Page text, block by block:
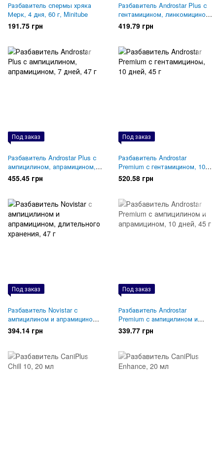
Разбавитель спермы хряка
Мерк, 4 дня, 60 г, Minitube
191.75 грн
Разбавитель Androstar Plus с
гентамицином, линкомицином
и спектомицином сульфата 7
дней, 47 г
419.79 грн
Под заказ
Разбавитель Androstar Plus с
ампицилином, апрамицином, 7
дней, 47 г
455.45 грн
Под заказ
Разбавитель Androstar
Premium с гентамицином, 10
дней, 45 г
520.58 грн
Под заказ
Разбавитель Novistar с
ампицилином и апрамицином,
длительного хранения, 47 г
394.14 грн
Под заказ
Разбавитель Androstar
Premium с ампицилином и
апрамицином, 10 дней, 45 г
339.77 грн